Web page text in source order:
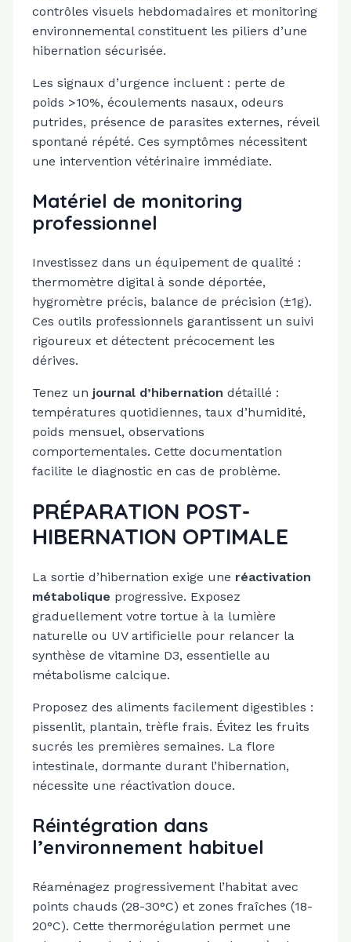
contrôles visuels hebdomadaires et monitoring
environnemental constituent les piliers d’une
hibernation sécurisée.
Les signaux d’urgence incluent : perte de
poids >10%, écoulements nasaux, odeurs
putrides, présence de parasites externes, réveil
spontané répété. Ces symptômes nécessitent
une intervention vétérinaire immédiate.
Matériel de monitoring
professionnel
Investissez dans un équipement de qualité :
thermomètre digital à sonde déportée,
hygromètre précis, balance de précision (±1g).
Ces outils professionnels garantissent un suivi
rigoureux et détectent précocement les
dérives.
Tenez un journal d’hibernation détaillé :
températures quotidiennes, taux d’humidité,
poids mensuel, observations
comportementales. Cette documentation
facilite le diagnostic en cas de problème.
PRÉPARATION POST-
HIBERNATION OPTIMALE
La sortie d’hibernation exige une réactivation
métabolique progressive. Exposez
graduellement votre tortue à la lumière
naturelle ou UV artificielle pour relancer la
synthèse de vitamine D3, essentielle au
métabolisme calcique.
Proposez des aliments facilement digestibles :
pissenlit, plantain, trèfle frais. Évitez les fruits
sucrés les premières semaines. La flore
intestinale, dormante durant l’hibernation,
nécessite une réactivation douce.
Réintégration dans
l’environnement habituel
Réaménagez progressivement l’habitat avec
points chauds (28-30°C) et zones fraîches (18-
20°C). Cette thermorégulation permet une